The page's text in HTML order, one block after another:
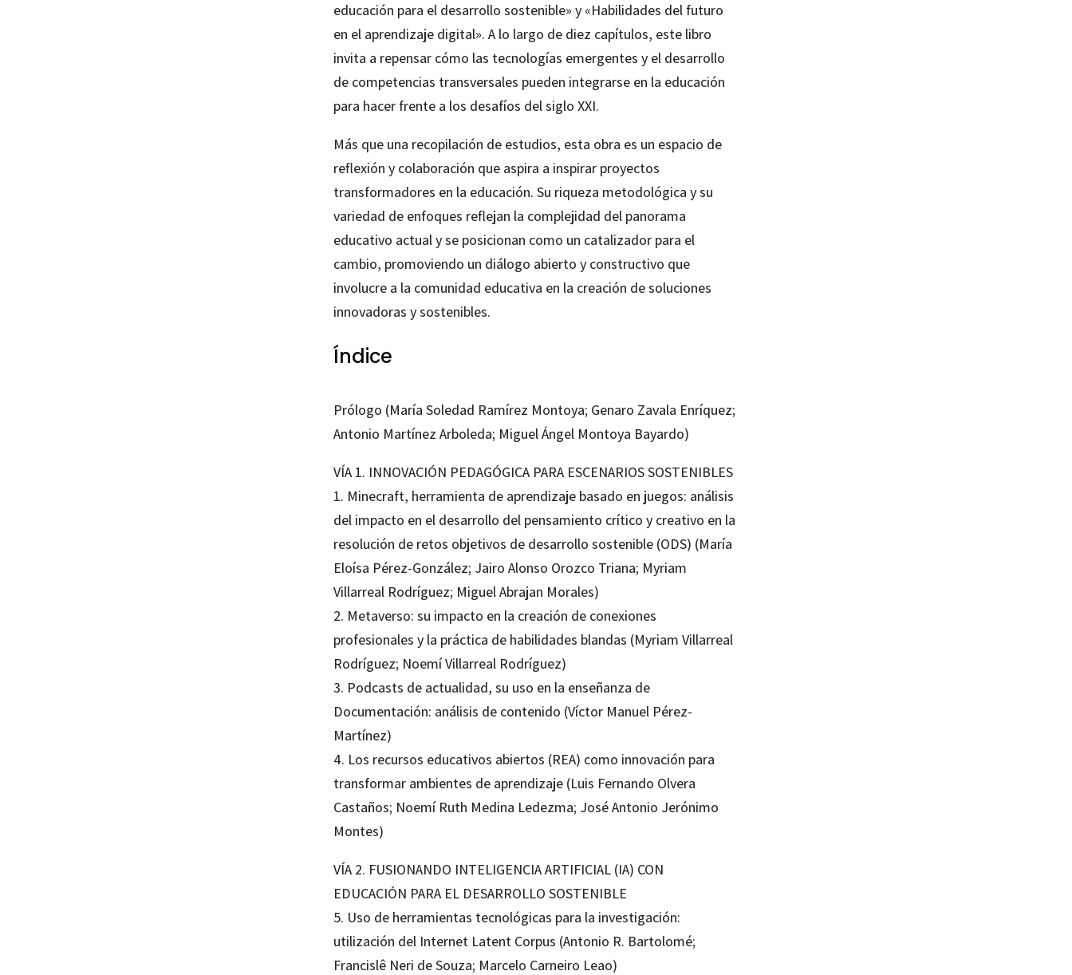
educación para el desarrollo sostenible» y «Habilidades del futuro
en el aprendizaje digital». A lo largo de diez capítulos, este libro
invita a repensar cómo las tecnologías emergentes y el desarrollo
de competencias transversales pueden integrarse en la educación
para hacer frente a los desafíos del siglo XXI.
Más que una recopilación de estudios, esta obra es un espacio de
reflexión y colaboración que aspira a inspirar proyectos
transformadores en la educación. Su riqueza metodológica y su
variedad de enfoques reflejan la complejidad del panorama
educativo actual y se posicionan como un catalizador para el
cambio, promoviendo un diálogo abierto y constructivo que
involucre a la comunidad educativa en la creación de soluciones
innovadoras y sostenibles.
Índice
Prólogo (María Soledad Ramírez Montoya; Genaro Zavala Enríquez;
Antonio Martínez Arboleda; Miguel Ángel Montoya Bayardo)
VÍA 1. INNOVACIÓN PEDAGÓGICA PARA ESCENARIOS SOSTENIBLES
1. Minecraft, herramienta de aprendizaje basado en juegos: análisis
del impacto en el desarrollo del pensamiento crítico y creativo en la
resolución de retos objetivos de desarrollo sostenible (ODS) (María
Eloísa Pérez-González; Jairo Alonso Orozco Triana; Myriam
Villarreal Rodríguez; Miguel Abrajan Morales)
2. Metaverso: su impacto en la creación de conexiones
profesionales y la práctica de habilidades blandas (Myriam Villarreal
Rodríguez; Noemí Villarreal Rodríguez)
3. Podcasts de actualidad, su uso en la enseñanza de
Documentación: análisis de contenido (Víctor Manuel Pérez-
Martínez)
4. Los recursos educativos abiertos (REA) como innovación para
transformar ambientes de aprendizaje (Luis Fernando Olvera
Castaños; Noemí Ruth Medina Ledezma; José Antonio Jerónimo
Montes)
VÍA 2. FUSIONANDO INTELIGENCIA ARTIFICIAL (IA) CON
EDUCACIÓN PARA EL DESARROLLO SOSTENIBLE
5. Uso de herramientas tecnológicas para la investigación:
utilización del Internet Latent Corpus (Antonio R. Bartolomé;
Francislê Neri de Souza; Marcelo Carneiro Leao)